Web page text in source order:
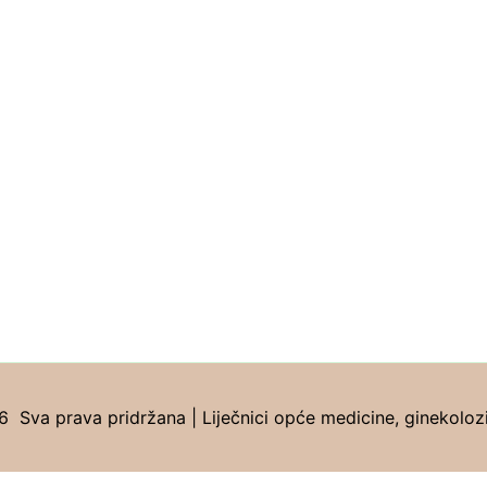
Sva prava pridržana | Liječnici opće medicine,